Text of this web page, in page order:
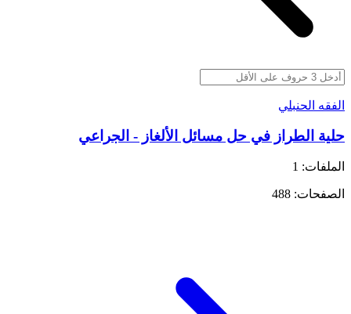
الفقه الحنبلي
حلية الطراز في حل مسائل الألغاز - الجراعي
الملفات: 1
الصفحات: 488